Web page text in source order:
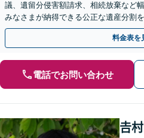
議、遺留分侵害額請求、相続放棄など
みなさまが納得できる公正な遺産分割
年後見人など、相続に向けた生前対策
料金表を
電話でお問い合わせ
𠮷